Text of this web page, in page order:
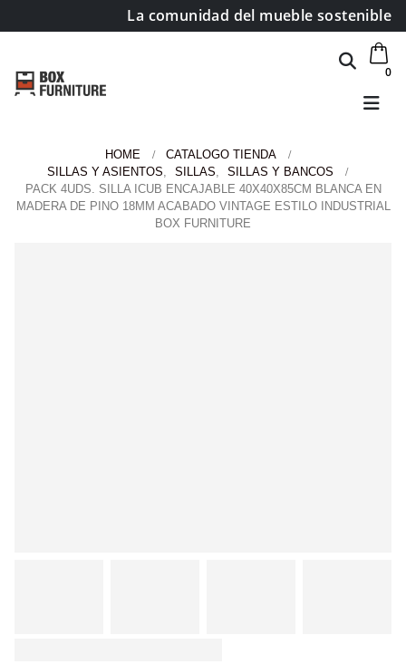
La comunidad del mueble sostenible
0
HOME
CATALOGO TIENDA
SILLAS Y ASIENTOS, SILLAS,
SILLAS Y BANCOS
PACK 4UDS. SILLA ICUB ENCAJABLE 40X40X85CM BLANCA EN
MADERA DE PINO 18MM ACABADO VINTAGE ESTILO INDUSTRIAL
BOX FURNITURE